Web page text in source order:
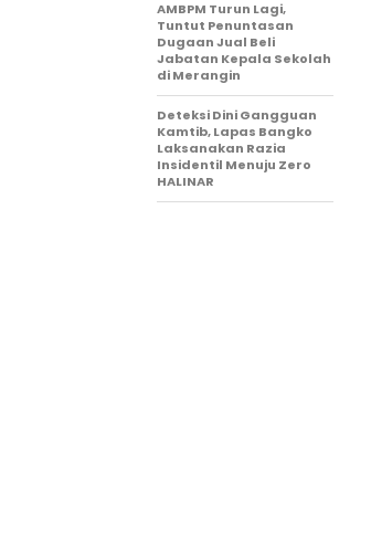
AMBPM Turun Lagi,
Tuntut Penuntasan
Dugaan Jual Beli
Jabatan Kepala Sekolah
di Merangin
Deteksi Dini Gangguan
Kamtib, Lapas Bangko
Laksanakan Razia
Insidentil Menuju Zero
HALINAR